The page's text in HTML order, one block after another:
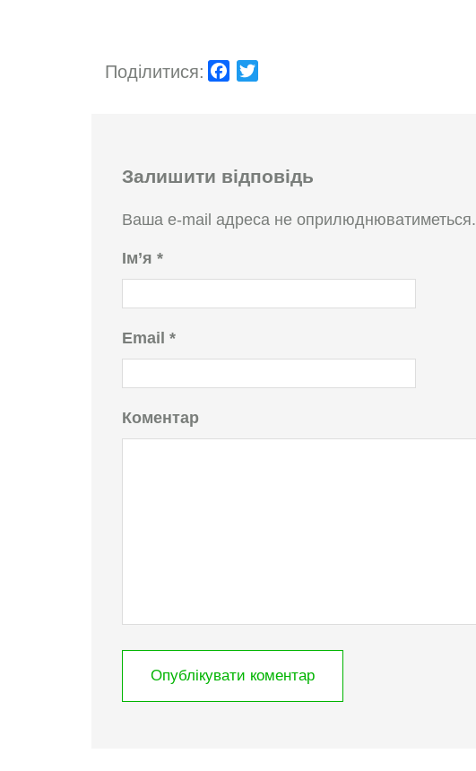
Поділитися: Facebook
Залишити відповідь
Ваша e-mail адреса не оприлюднюватиметься.
Ім’я*
Email*
Коментар